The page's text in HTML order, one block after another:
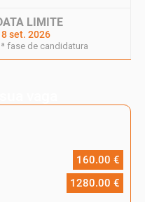
LIMITE
set. 2026
fase de candidatura
160.00 €
1280.00 €